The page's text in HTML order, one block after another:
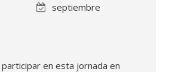
septiembre
en esta jornada en